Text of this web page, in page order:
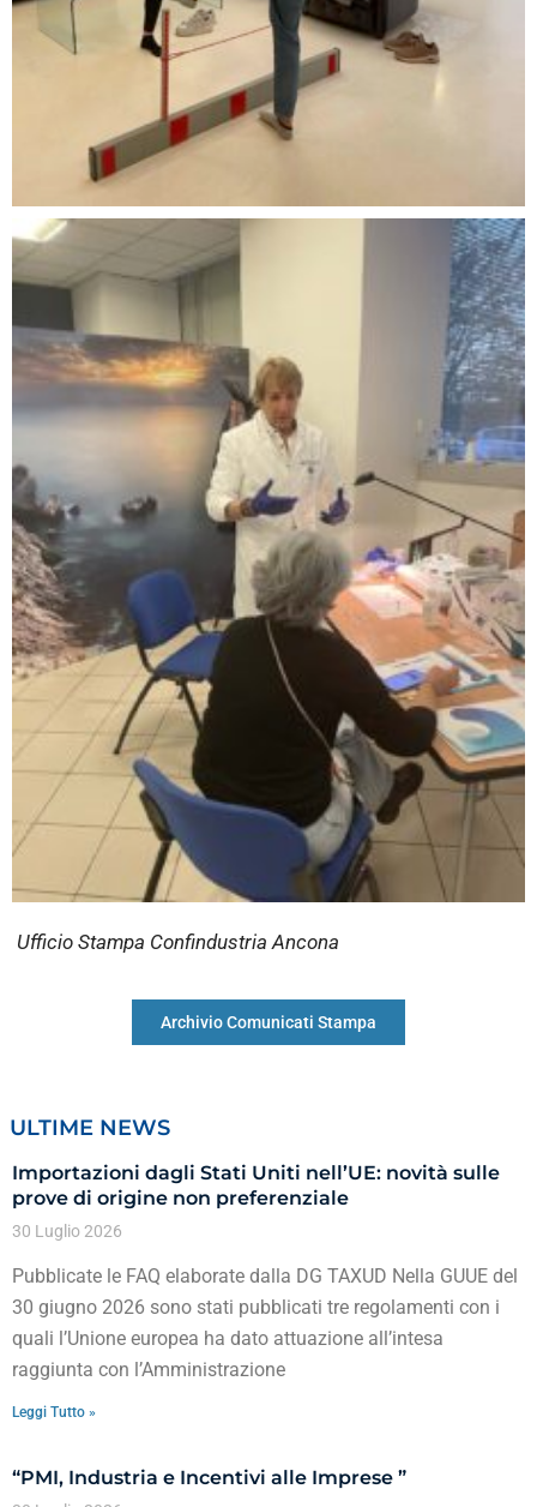
Ufficio Stampa Confindustria Ancona
Archivio Comunicati Stampa
ULTIME NEWS
Importazioni dagli Stati Uniti nell’UE: novità sulle
prove di origine non preferenziale
30 Luglio 2026
Pubblicate le FAQ elaborate dalla DG TAXUD Nella GUUE del
30 giugno 2026 sono stati pubblicati tre regolamenti con i
quali l’Unione europea ha dato attuazione all’intesa
raggiunta con l’Amministrazione
Leggi Tutto »
“PMI, Industria e Incentivi alle Imprese ”